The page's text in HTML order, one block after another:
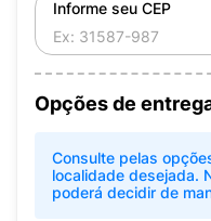
Informe seu CEP
Opções de
Consulte pelas
localidade desejada.
poderá decidir de